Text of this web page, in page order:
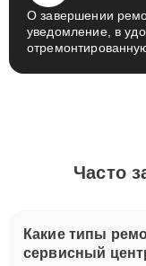
О завершении
уведомление, в
Часто
Какие типы
сервисный